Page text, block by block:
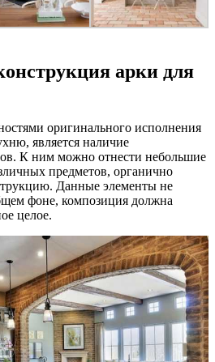
арки для
оригинального исполнения
, является наличие
К ним можно отнести небольшие
предметов, органично
Данные элементы не
фоне, композиция должна
целое.